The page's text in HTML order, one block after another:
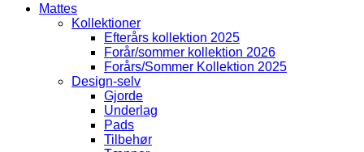
150gMattes
Kollektioner
Efterårs kollektion 2025
Forår/sommer kollektion 2026
Forårs/Sommer Kollektion 2025
Design-selv
Gjorde
Underlag
Pads
Tilbehør